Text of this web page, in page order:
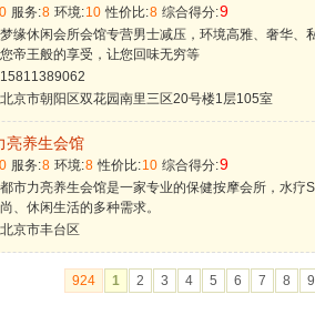
服务:8 环境:10 性价比:8 综合得分:9
缘休闲会所会馆专营男士减压，环境高雅、奢华、
帝王般的享受，让您回味无穷等
京市朝阳区双花园南里三区20号楼1层105室
亮养生会馆
服务:8 环境:8 性价比:10 综合得分:9
市力亮养生会馆是一家专业的保健按摩会所，水疗
、休闲生活的多种需求。
京市丰台区
924 1 2 3 4 5 6 7 8 9